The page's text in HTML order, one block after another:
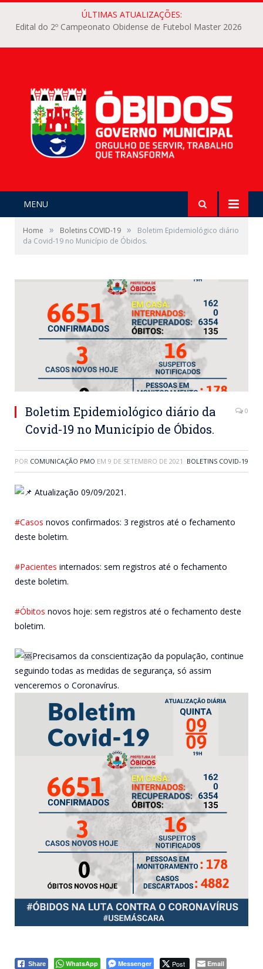
ÚLTIMAS ATUALIZAÇÕES:
Edital do 2º Campeonato Obidense de Futebol Master 2026
MENU
Home » Boletins COVID-19 »
Boletim Epidemiológico diário
da Covid-19 no Município de Óbidos.
Boletim Epidemiológico diário da
Covid-19 no Município de Óbidos.
0
POR COMUNICAÇÃO PMO EM 9 DE SETEMBRO DE 2021 BOLETINS COVID-19
Atualização 09/09/2021.
#Casos novos confirmados: 3 registros até o fechamento
deste boletim.
#Pacientes internados: sem registros até o fechamento
deste boletim.
#Óbitos novos hoje: sem registros até o fechamento deste
boletim.
Precisamos da conscientização da população, continue
seguindo todas as medidas de segurança, só assim
venceremos o Coronavírus.
Share WhatsApp Messenger Post Email